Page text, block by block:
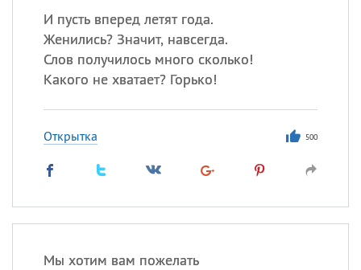
И пусть вперед летят года.
Женились? Значит, навсегда.
Слов получилось много сколько!
Какого не хватает? Горько!
Открытка 500
Мы хотим вам пожелать